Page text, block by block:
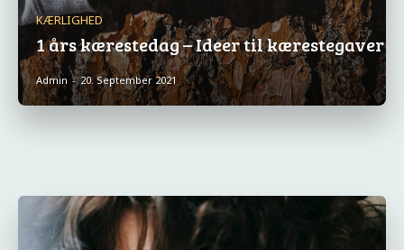
KÆRLIGHED
1 års kærestedag – Ideer til kærestegaver
Admin - 20. September 2021